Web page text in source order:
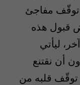
توقّف مفاجئ
قبول هذه
ليأتي
أن نقتنع
توقّف قلبه من